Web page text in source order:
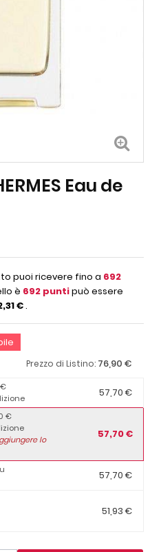
Eau de
puoi ricevere fino a 692
è 692 puntipuò essere
€.
Prezzo di Listino: 76,90 €
57,70 €
€
lo
57,70 €
57,70 €
51,93 €